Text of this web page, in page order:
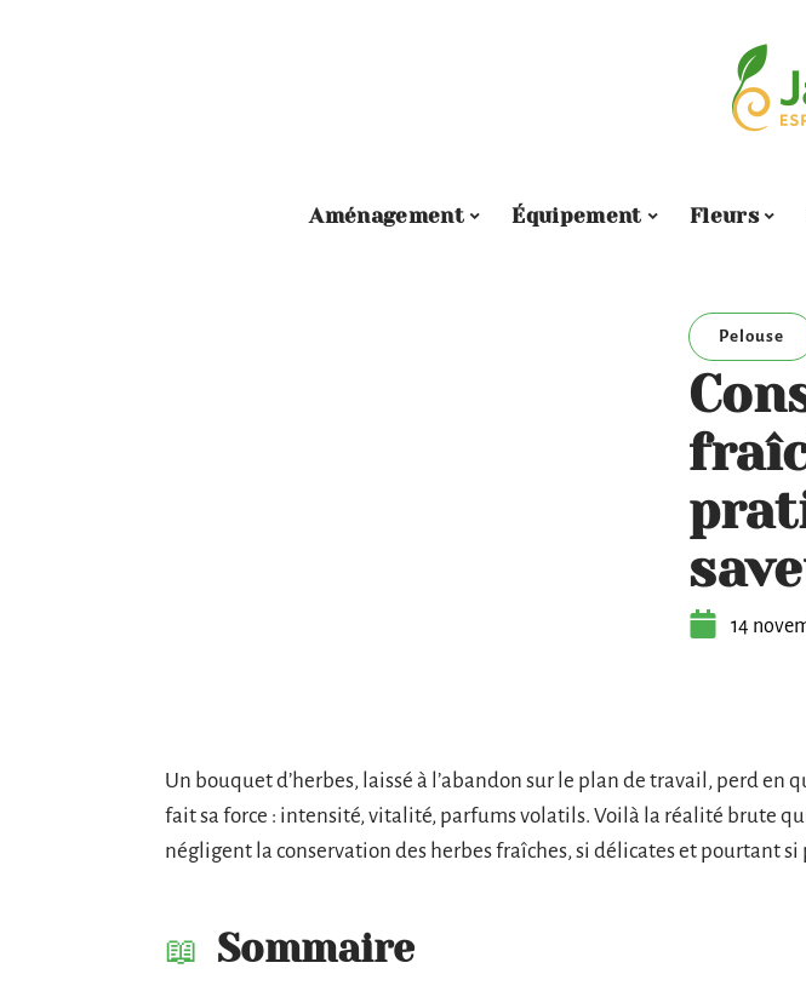
Aménagement Équipement Fleurs
Pelouse
14
Un bouquet d’herbes, laissé à l’abandon sur le plan de travail, perd en
fait sa force : intensité, vitalité, parfums volatils. Voilà la réalité brute
négligent la conservation des herbes fraîches, si délicates et pourtant si
Sommaire